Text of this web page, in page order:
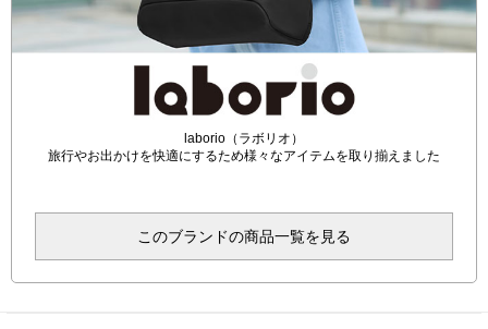
laborio（ラボリオ）
旅行やお出かけを快適にするため様々なアイテムを取り揃えました
このブランドの商品一覧を見る